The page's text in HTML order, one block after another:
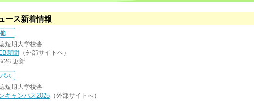
ース新着情報
短期大学校舎
新聞 （外部サイトへ）
26 更新
短期大学校舎
キャンパス2025 （外部サイトへ）